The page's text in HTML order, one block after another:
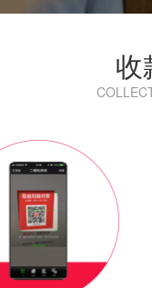
收